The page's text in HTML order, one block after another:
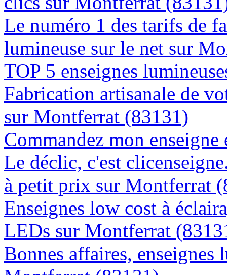
Le numéro 1 des tarifs de
lumineuse sur le net sur
TOP 5 enseignes
Fabrication artisanale de
sur Montferrat (83131)
Commandez mon
Le déclic, c'est
à petit prix sur Montferrat
Enseignes low cost à
LEDs sur Montferrat
Bonnes affaires, enseignes